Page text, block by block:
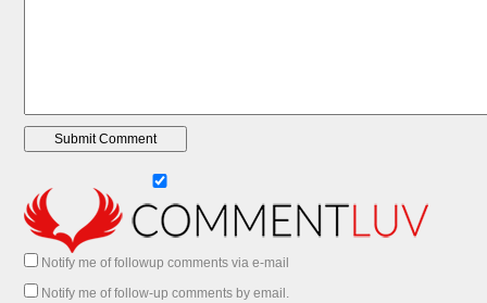
Notify me of followup comments via e-mail
Notify me of follow-up comments by email.